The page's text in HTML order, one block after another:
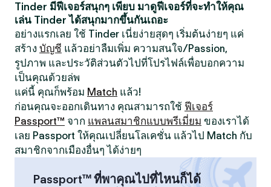
Tinder มีฟีเจอร์สนุกๆ เพียบ มาดูฟีเจอร์ที่จะทำให้คุณ
เล่น Tinder ได้สนุกมากขึ้นกันเถอะ
อย่างแรกเลย ใช้ Tinder เนี่ยง่ายสุดๆ เริ่มต้นง่ายๆ แค่
สร้าง บัญชี แล้วอย่าลืมเพิ่ม ความสนใจ/Passion,
รูปภาพ และประวัติส่วนตัวไปที่โปรไฟล์เพื่อบอกความ
เป็นคุณด้วยล่พ
แค่นี้ คุณก็พร้อม Match แล้ว!
ก่อนคุณจะออกเดินทาง คุณสามารถใช้ ฟีเจอร์
Passport™ จาก แพลนสมาชิกแบบพรีเมี่ยม ของเราได้
เลย Passport ให้คุณเปลี่ยนโลเคชั่น แล้วไป Match กับ
สมาชิกจากเมืองอื่นๆ ได้ง่ายๆ
Passport™ ที่พาคุณไปที่ไหนก็ได้